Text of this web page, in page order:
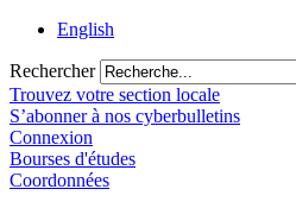
English
Rechercher
Trouvez votre section locale
S’abonner à nos cyberbulletins
Connexion
Bourses d'études
Coordonnées